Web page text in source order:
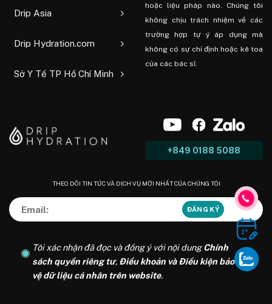
Drip Asia
Drip Hydration.com
Sở Y Tế TP Hồ Chí Minh
hoặc liệu pháp nào. Chúng tôi
không chịu trách nhiệm về các
trường hợp tự ý áp dụng mà
không có sự chỉ định hoặc kê toa
của các bác sĩ.
+849 0188 5088
THEO DÕI TIN TỨC VÀ DỊCH VỤ MỚI NHẤT CỦA CHÚNG TÔI
Tôi xác nhận đã đọc và đồng ý với nội dungChính
sách quyền riêng tư, Điều khoản và Điều kiện bảo
vệ dữ liệu cá nhân trên website.